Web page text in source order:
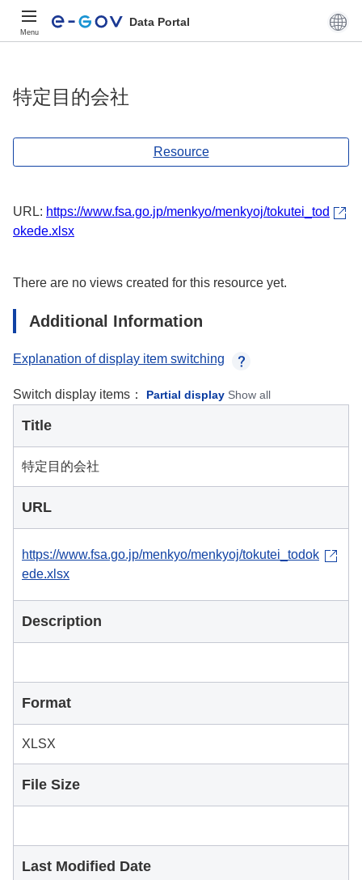
Menu
Data Portal
特定目的会社
Resource
URL: https://www.fsa.go.jp/menkyo/menkyoj/tokutei_tod
okede.xlsx
There are no views created for this resource yet.
Additional Information
Explanation of display item switching
Switch display items： Partial display Show all
Title
特定目的会社
URL
https://www.fsa.go.jp/menkyo/menkyoj/tokutei_todok
ede.xlsx
Description
Format
XLSX
File Size
Last Modified Date